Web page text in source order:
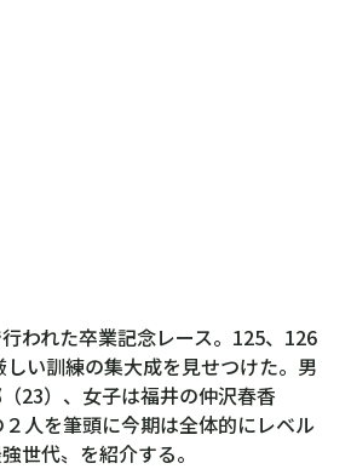
われた卒業記念レース。125、126
い訓練の集大成を見せつけた。男
23）、女子は福井の仲沢春香
２人を筆頭に今期は全体的にレベル
世代〟を紹介する。